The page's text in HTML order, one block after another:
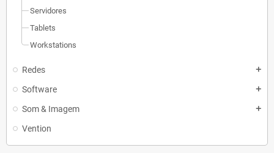
Servidores
Tablets
Workstations
Redes add
Software add
Som & Imagem add
Vention